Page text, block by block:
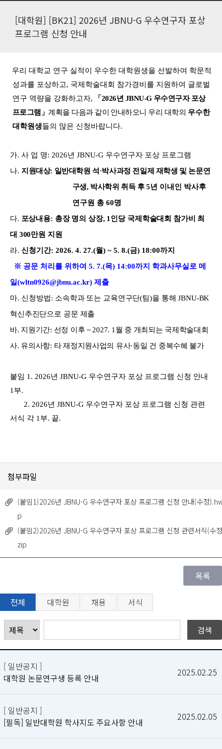
[대학원] [BK21] 2026년 JBNU-G 우수연구자 포상
프로그램 신청 안내
우리 대학교 연구 실적이 우수한 대학원생을 선발하여 학문적
성과를 포상하고, 국제학술대회 참가경비를 지원하여 글로벌
연구 역량을 강화하고자, 「 2026년 JBNU-G 우수연구자 포상
프로그램 」 계획을 다음과 같이 안내하오니 우리 대학의 우수한
대학원생들의 많은 신청바랍니다.
가. 사 업 명: 2026년 JBNU-G 우수연구자 포상 프로그램
나. 지원대상: 일반대학원 석·박사과정 전일제 재학생 및 논문연
구생, 박사학위 취득 후 5년 이내인 박사후
연구원 총 60명
다. 포상내용: 총장 명의 상장, 1 인당 국제학술대회 참가비 최
대 300만원 지원
라. 신청기간: 2026. 4. 27.(월) ~ 5. 8.(금) 18:00까지
※ 공문 처리를 위하여 5. 7.(목) 14:00까지 학과사무실로 메
일(wltn0926@jbnu.ac.kr) 제출
마. 신청방법: 소속학과 또는 교육연구단(팀)을 통해JBNU-BK
혁신추진단으로 공문 제출
바. 지원기간: 선정 이후~ 2027. 1 월 중 개최되는 국제학술대회
사. 유의사항: 타 재정지원사업의 유사·동일 건 중복수혜 불가
붙임 1. 2026년 JBNU-G 우수연구자 포상 프로그램 신청 안내
1 부.
2. 2026년 JBNU-G 우수연구자 포상 프로그램 신청 관련
서식 각 1 부. 끝.
첨부파일
(붙임1)2026년 JBNU-G 우수연구자 포상 프로그램 신청 안내(수정
p
(붙임2)2026년 JBNU-G 우수연구자 포상 프로그램 신청 관련서식(수
zip
전체 대학원 채용 서식
[ 일반공지 ]
대학원 논문연구생 등록 안내
2025.02.25
[ 일반공지 ]
[필독] 일반대학원 학사지도 주요사항 안내
2025.02.05